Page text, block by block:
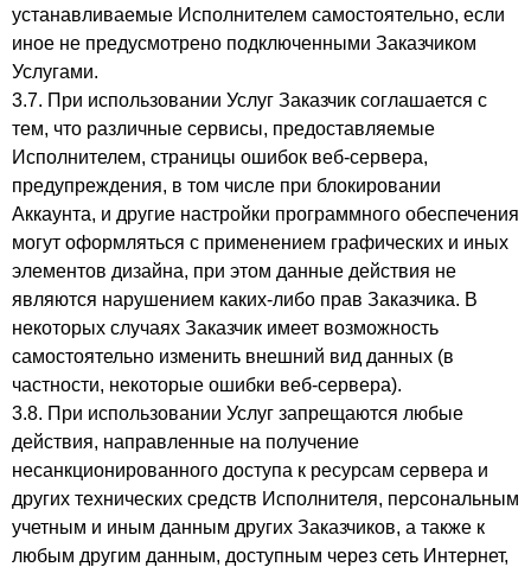
устанавливаемые Исполнителем самостоятельно, если
иное не предусмотрено подключенными Заказчиком
Услугами.
3.7. При использовании Услуг Заказчик соглашается с
тем, что различные сервисы, предоставляемые
Исполнителем, страницы ошибок веб-сервера,
предупреждения, в том числе при блокировании
Аккаунта, и другие настройки программного обеспечения
могут оформляться с применением графических и иных
элементов дизайна, при этом данные действия не
являются нарушением каких-либо прав Заказчика. В
некоторых случаях Заказчик имеет возможность
самостоятельно изменить внешний вид данных (в
частности, некоторые ошибки веб-сервера).
3.8. При использовании Услуг запрещаются любые
действия, направленные на получение
несанкционированного доступа к ресурсам сервера и
других технических средств Исполнителя, персональным
учетным и иным данным других Заказчиков, а также к
любым другим данным, доступным через сеть Интернет,